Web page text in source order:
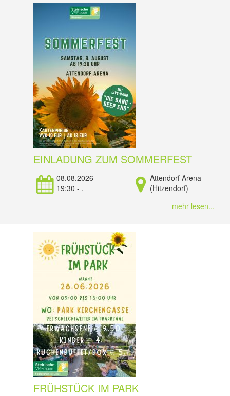
EINLADUNG ZUM SOMMERFEST
08.08.2026
19:30 - .
Attendorf Arena
(Hitzendorf)
mehr lesen...
FRÜHSTÜCK IM PARK